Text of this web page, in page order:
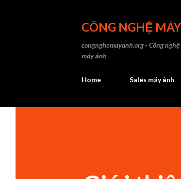
CÔNG NGHỆ
congnghemayanh.org - Công
máy ảnh
Home Sales máy ảnh